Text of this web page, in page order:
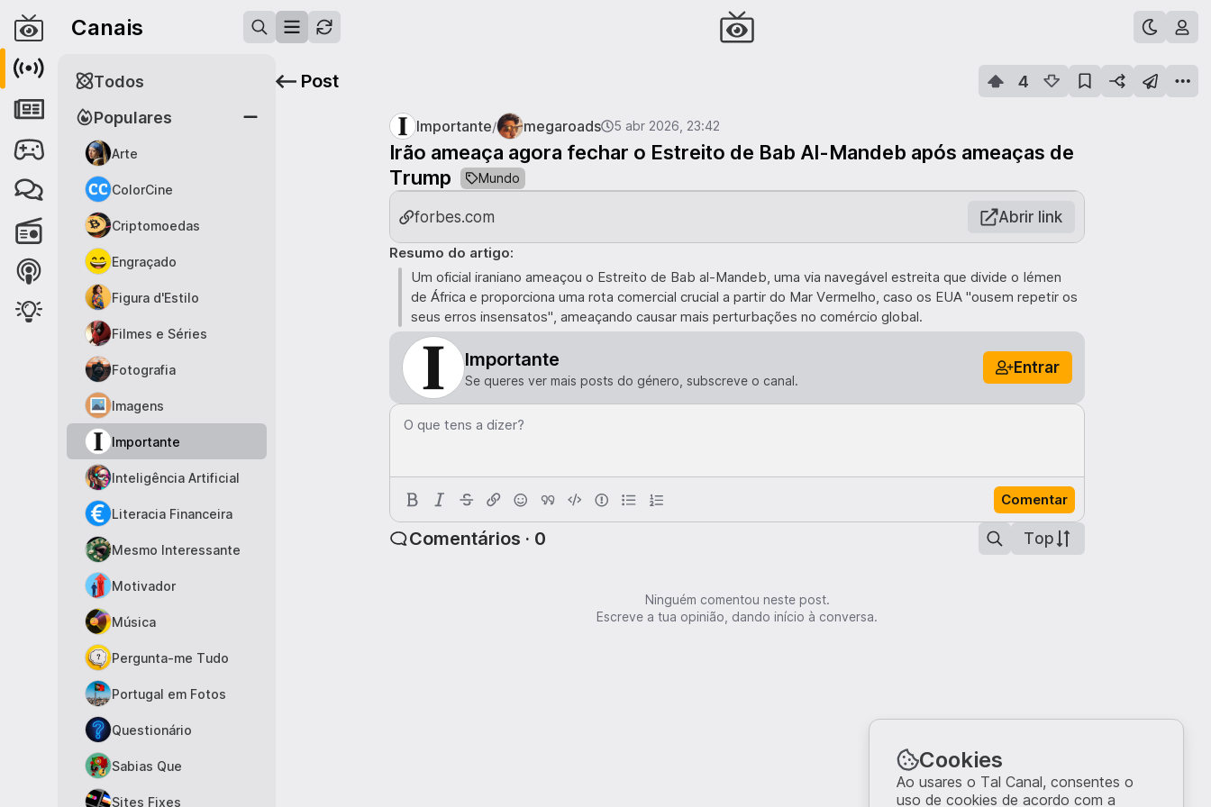
Canais
Populares
Arte
ColorCine
Criptomoedas
Engraçado
Figura d'Estilo
Filmes e Séries
Fotografia
Imagens
Importante
Inteligência Artificial
Literacia Financeira
Mesmo Interessante
Motivador
Música
Pergunta-me Tudo
Portugal em Fotos
Questionário
Sabias Que
Sites Fixes
Todos Post 4
Importante/ megaroads 5 abr 2026, 23:42
Irão ameaça agora fechar o Estreito de Bab Al-Mandeb após ameaças de
Trump
Mundo
forbes.com Abrir link
Resumo do artigo:
Um oficial iraniano ameaçou o Estreito de Bab al-Mandeb, uma via navegável estreita que divide o Iémen
de África e proporciona uma rota comercial crucial a partir do Mar Vermelho, caso os EUA "ousem repetir os
seus erros insensatos", ameaçando causar mais perturbações no comércio global.
Importante
Se queres ver mais posts do género, subscreve o canal.
Entrar
O que tens a dizer?
Comentar
Comentários · 0 Top
Ninguém comentou neste post.
Escreve a tua opinião, dando início à conversa.
Cookies
Ao usares o Tal Canal, consentes o
uso de cookies de acordo com a